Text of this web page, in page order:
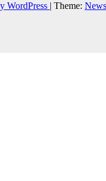
WordPress | Theme: